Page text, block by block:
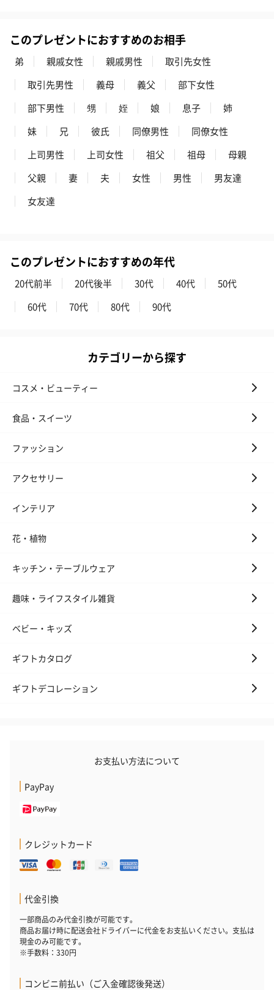
このプレゼントにおすすめのお相手
弟 親戚女性 親戚男性
取引先女性
取引先男性
義母 義父
部下女性
部下男性
甥 姪 娘 息子
姉
妹
兄 彼氏 同僚男性
同僚女性
上司男性
上司女性 祖父 祖母
母親
父親
妻 夫 女性 男性
男友達
女友達
このプレゼントにおすすめの年代
20代前半 20代後半 30代 40代
50代
60代
70代 80代 90代
カテゴリーから探す
コスメ・ビューティー
食品・スイーツ
ファッション
アクセサリー
インテリア
花・植物
キッチン・テーブルウェア
趣味・ライフスタイル雑貨
ベビー・キッズ
ギフトカタログ
ギフトデコレーション
お支払い方法について
PayPay
クレジットカード
代金引換
一部商品のみ代金引換が可能です。
商品お届け時に配送会社ドライバーに代金をお支払いください。支払は
現金のみ可能です。
※手数料：330円
コンビニ前払い（ご入金確認後発送）